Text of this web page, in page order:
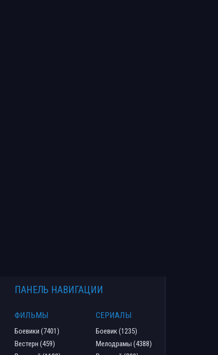
ПАНЕЛЬ НАВИГАЦИИ
ФИЛЬМЫ
Боевики (7401)
Вестерн (459)
СЕРИАЛЫ
Боевик (1235)
Мелодрамы (4388)